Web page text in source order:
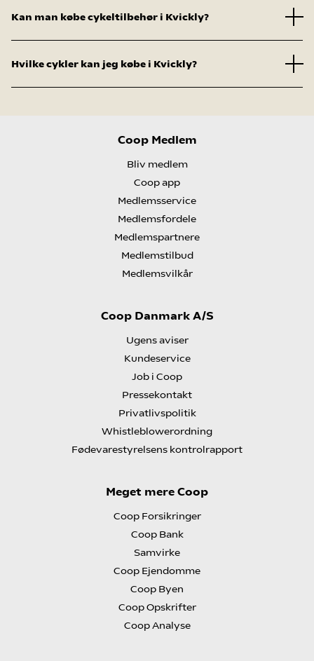
Kan man købe cykeltilbehør i Kvickly?
Hvilke cykler kan jeg købe i Kvickly?
Coop Medlem
Bliv medlem
Coop app
Medlemsservice
Medlemsfordele
Medlemspartnere
Medlemstilbud
Medlemsvilkår
Coop Danmark A/S
Ugens aviser
Kundeservice
Job i Coop
Pressekontakt
Privatlivspolitik
Whistleblowerordning
Fødevarestyrelsens kontrolrapport
Meget mere Coop
Coop Forsikringer
Coop Bank
Samvirke
Coop Ejendomme
Coop Byen
Coop Opskrifter
Coop Analyse